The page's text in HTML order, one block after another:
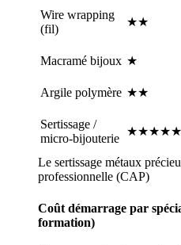
Wire wrapping
(fil)
★★
Macramé bijoux ★
Argile polymère ★★
Sertissage /
micro-bijouterie
★★★★★
Le sertissage métaux
professionnelle (CAP)
Coût démarrage par
formation)